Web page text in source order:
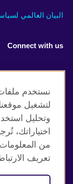
البيان العالمي
Connect with us
موقع المجلس الثقافي
الخصوصية وشروط
ملفات تعريف الإرتباط
خارطة الموقع
نستخدم ملفات
لتشغيل
وتحليل
اختياراتك،
من
تعريف